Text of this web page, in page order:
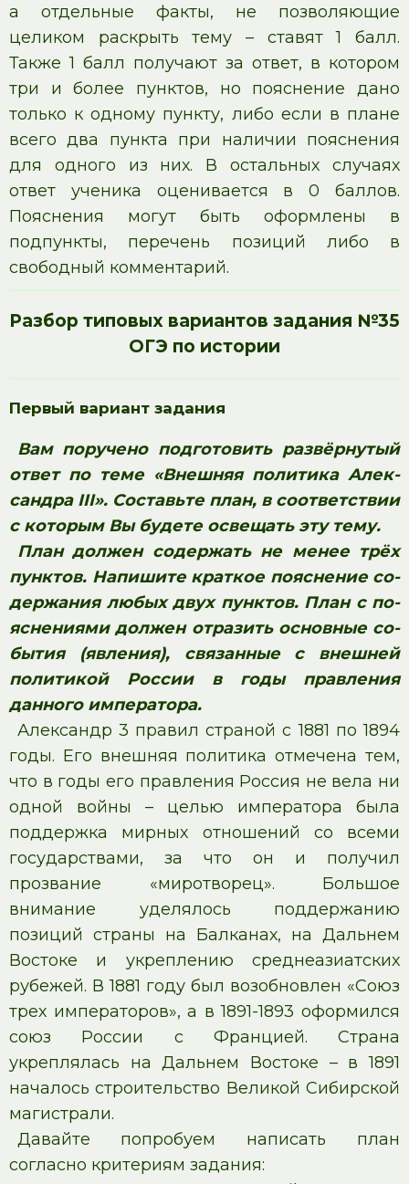
а отдельные факты, не позволяющие
целиком раскрыть тему – ставят 1 балл.
Также 1 балл получают за ответ, в котором
три и более пунктов, но пояснение дано
только к одному пункту, либо если в плане
всего два пункта при наличии пояснения
для одного из них. В остальных случаях
ответ ученика оценивается в 0 баллов.
Пояснения могут быть оформлены в
подпункты, перечень позиций либо в
свободный комментарий.
Разбор типовых вариантов задания №35
ОГЭ по истории
Первый вариант задания
Вам по­ру­че­но под­го­то­вить развёрнутый
ответ по теме «Внешняя по­ли­ти­ка Алек­
сандра III». Со­ставь­те план, в со­от­вет­ствии
с ко­то­рым Вы бу­де­те осве­щать эту тему.
План дол­жен со­дер­жать не менее трёх
пунктов. На­пи­ши­те крат­кое по­яс­не­ние со­
дер­жа­ния любых двух пунктов. План с по­
яс­не­ни­я­ми дол­жен от­ра­зить ос­нов­ные со­
бы­тия (явления), свя­зан­ные с внешней
политикой России в годы правления
данного императора.
Александр 3 правил страной с 1881 по 1894
годы. Его внешняя политика отмечена тем,
что в годы его правления Россия не вела ни
одной войны – целью императора была
поддержка мирных отношений со всеми
государствами, за что он и получил
прозвание «миротворец». Большое
внимание уделялось поддержанию
позиций страны на Балканах, на Дальнем
Востоке и укреплению среднеазиатских
рубежей. В 1881 году был возобновлен «Союз
трех императоров», а в 1891-1893 оформился
союз России с Францией. Страна
укреплялась на Дальнем Востоке – в 1891
началось строительство Великой Сибирской
магистрали.
Давайте попробуем написать план
согласно критериям задания: